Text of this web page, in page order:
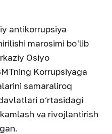
antikorrupsiya
marosimi bo‘lib
Osiyo
Korrupsiyaga
samaraliroq
o‘rtasidagi
va rivojlantirish